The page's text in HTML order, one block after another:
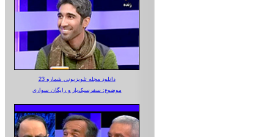
دانلود مجله تلویزیونی شماره 23
موضوع: سفرسبک‌بار و رایگان سواری